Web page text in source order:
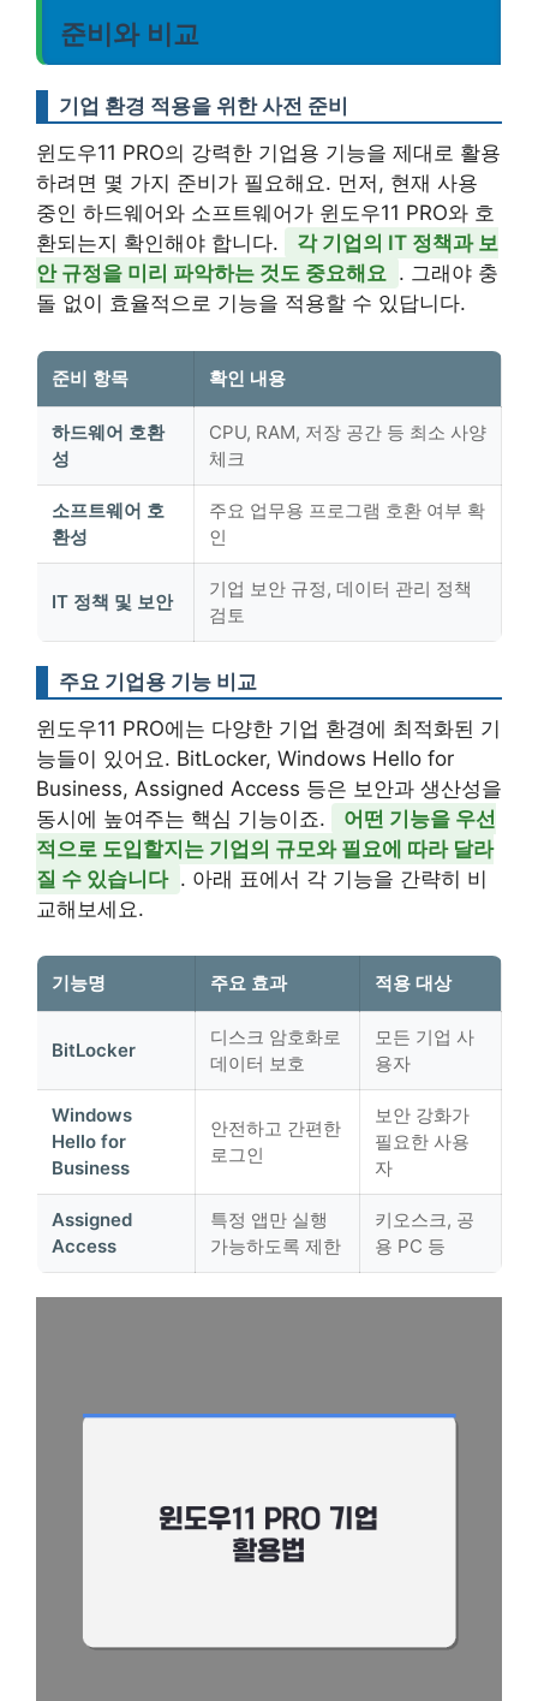
준비와 비교
기업 환경 적용을 위한 사전 준비
윈도우11 PRO의 강력한 기업용 기능을 제대로 활용
하려면 몇 가지 준비가 필요해요. 먼저, 현재 사용
중인 하드웨어와 소프트웨어가 윈도우11 PRO와 호
환되는지 확인해야 합니다.
각 기업의 IT 정책과 보
안 규정을 미리 파악하는 것도 중요해요 . 그래야 충
돌 없이 효율적으로 기능을 적용할 수 있답니다.
준비 항목 확인 내용
하드웨어 호환
성
CPU, RAM, 저장 공간 등 최소 사양
체크
소프트웨어 호
환성
주요 업무용 프로그램 호환 여부 확
인
IT 정책 및 보안
기업 보안 규정, 데이터 관리 정책
검토
주요 기업용 기능 비교
윈도우11 PRO에는 다양한 기업 환경에 최적화된 기
능들이 있어요. BitLocker, Windows Hello for
Business, Assigned Access 등은 보안과 생산성을
동시에 높여주는 핵심 기능이죠.
어떤 기능을 우선
적으로 도입할지는 기업의 규모와 필요에 따라 달라
질 수 있습니다 . 아래 표에서 각 기능을 간략히 비
교해보세요.
기능명 주요 효과 적용 대상
BitLocker
디스크 암호화로
데이터 보호
모든 기업 사
용자
Windows
Hello for
Business
안전하고 간편한
로그인
보안 강화가
필요한 사용
자
Assigned
Access
특정 앱만 실행
가능하도록 제한
키오스크, 공
용 PC 등